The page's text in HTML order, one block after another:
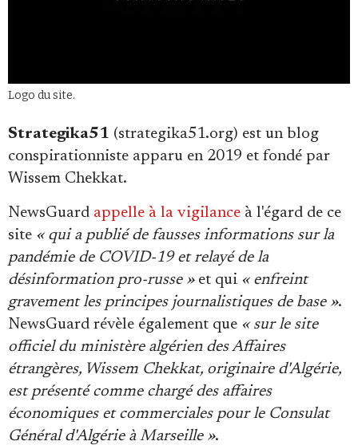
Logo du site.
Strategika51 (strategika51.org) est un blog
conspirationniste apparu en 2019 et fondé par
Wissem Chekkat.
NewsGuard appelle à la vigilance à l'égard de ce
site « qui a publié de fausses informations sur la
pandémie de COVID-19 et relayé de la
désinformation pro-russe »et qui « enfreint
gravement les principes journalistiques de base ».
NewsGuard révèle également que « sur le site
officiel du ministère algérien des Affaires
étrangères, Wissem Chekkat, originaire d'Algérie,
est présenté comme chargé des affaires
économiques et commerciales pour le Consulat
Général d'Algérie à Marseille ».